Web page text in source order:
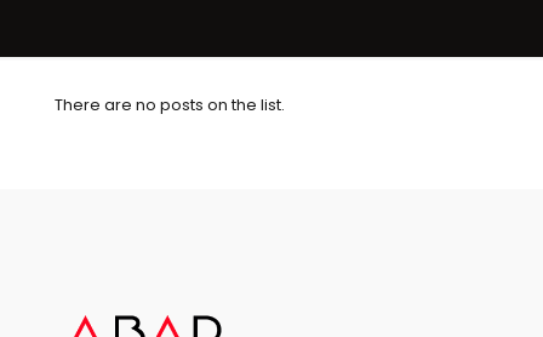
There are no posts on the list.